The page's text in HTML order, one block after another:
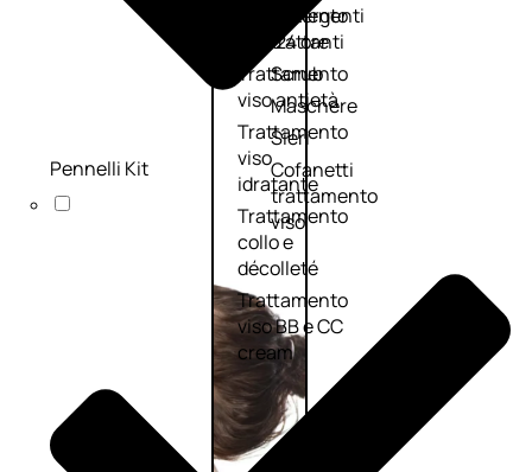
Trattamento
viso 24 ore
Trattamento
viso antietà
Trattamento
viso
idratante
Trattamento
collo e
décolleté
Trattamento
viso BB e CC
cream
Detergenti
trattanti
Scrub
Maschere
Sieri
Cofanetti
trattamento
viso
Pennelli Kit